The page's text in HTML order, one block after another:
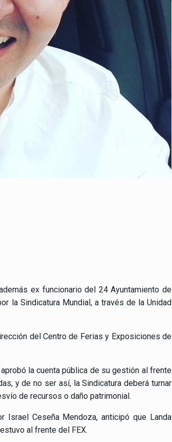
ex funcionario del 24 Ayuntamiento de
la Sindicatura Mundial, a través de la Unidad
del Centro de Ferias y Exposiciones de
la cuenta pública de su gestión al frente
y de no ser así, la Sindicatura deberá turnar
de recursos o daño patrimonial.
Israel Ceseña Mendoza, anticipó que Landa
al frente del FEX.